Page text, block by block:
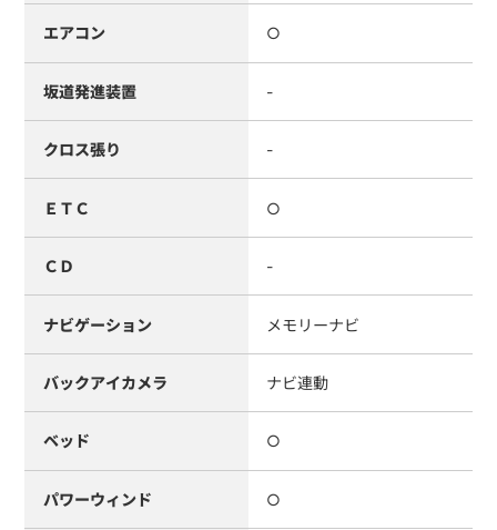
エアコン ○
坂道発進装置 -
クロス張り -
ＥＴＣ ○
ＣＤ -
ナビゲーション メモリーナビ
バックアイカメラ ナビ連動
ベッド ○
パワーウィンド ○